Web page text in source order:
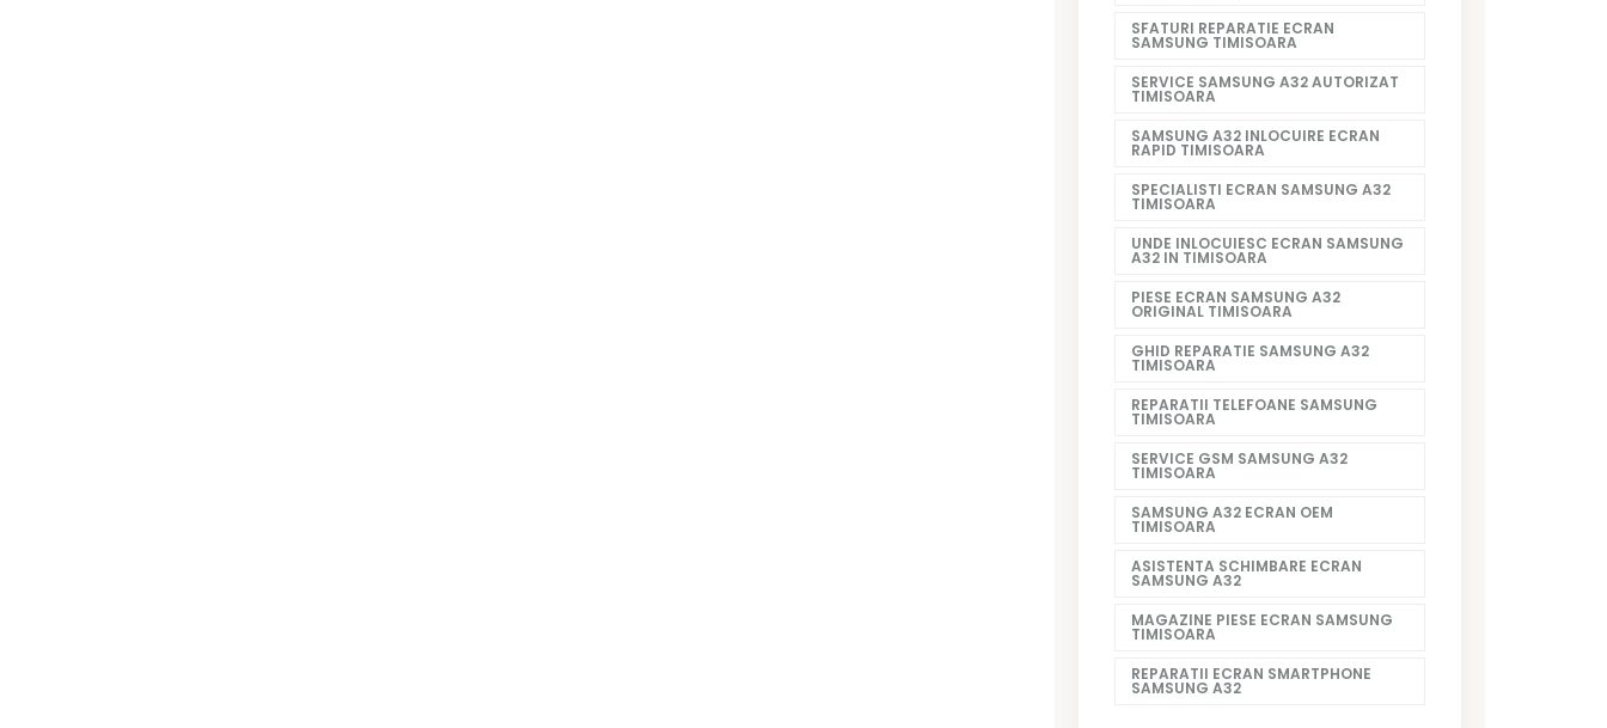
SFATURI REPARATIE ECRAN
SAMSUNG TIMISOARA
SERVICE SAMSUNG A32 AUTORIZAT
TIMISOARA
SAMSUNG A32 INLOCUIRE ECRAN
RAPID TIMISOARA
SPECIALISTI ECRAN SAMSUNG A32
TIMISOARA
UNDE INLOCUIESC ECRAN SAMSUNG
A32 IN TIMISOARA
PIESE ECRAN SAMSUNG A32
ORIGINAL TIMISOARA
GHID REPARATIE SAMSUNG A32
TIMISOARA
REPARATII TELEFOANE SAMSUNG
TIMISOARA
SERVICE GSM SAMSUNG A32
TIMISOARA
SAMSUNG A32 ECRAN OEM
TIMISOARA
ASISTENTA SCHIMBARE ECRAN
SAMSUNG A32
MAGAZINE PIESE ECRAN SAMSUNG
TIMISOARA
REPARATII ECRAN SMARTPHONE
SAMSUNG A32